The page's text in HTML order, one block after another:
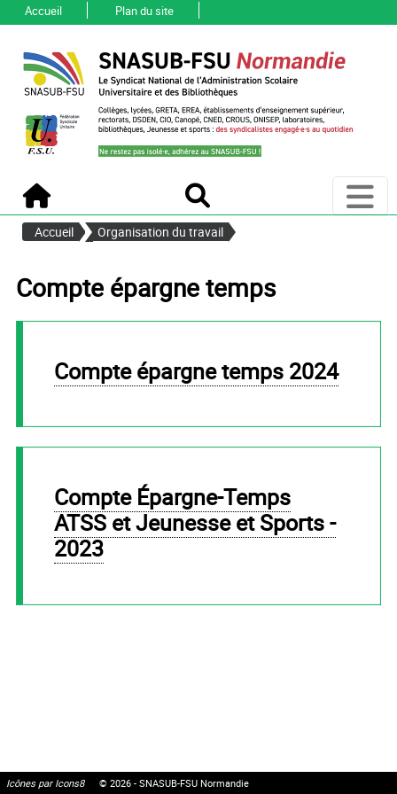
Accueil Plan du site
Accueil Recherche
Accueil Organisation du travail
Compte épargne temps
Compte épargne temps 2024
Compte Épargne-Temps
ATSS et Jeunesse et Sports -
2023
Icônes par Icons8 © 2026 - SNASUB-FSU Normandie